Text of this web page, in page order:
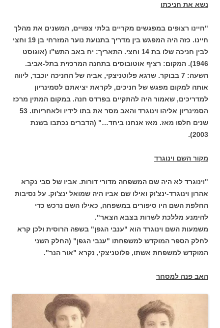
נשא את חניכתו
"חיינו רצופים במפגשים מקריים בלתי צפויים, המשנים את מהלך
חיינו. כזה היה המפגש בין מדריך בתנועת נוער המזרחי בן 19 וחצי
לבין חניכה שלו בת 14 וחצי. התאריך: יח באב התש"ו (אוגוסט
1946). המקום: רציף אוטובוסים בתחנה המרכזית בתל-אביב.
השעה: 7 בבוקר. שרגא פלוטניצקי, אביה של החניכה יוכבד, ליווה
אותה למקום מפגש של חניכים, לקראת יציאתם לסמינריון
למדריכים, שאמור היה להתקיים בפרדס חנה. במקום המתין מרכז
הסמינריון אליהו וינוגרד והאב מסר את בתו לידיו ולאחריותו. 53
שנים חלפו מאז. מאז אנחנו ביחד…" (הדברים נכתבו בשנת
2003).
מקור השם וינוגרד
"וינוגרד לא היה שם המשפחה מדורי דורות. אביו של סבי נקרא
אהרון וינוגרד-ינצ'וק ואילו שם אביו היה שמואל ינצ'וק. על נסיבות
החלפת השם היו סיפורים במשפחה, כאילו השם נרכש כדי
להימנע מללכת לשרות בצבא הצאר".
משמעות השם וינוגרד הוא "ענבי הגפן" בשפה הרוסית ולכן קרא
לחלק הספר המוקדש למשפחתו "ענבי הגפן" (החלק השני
המוקדש למשפחת אשתו, פלוטניצקי, נקרא "אור הנר".
האב פנה למסחר